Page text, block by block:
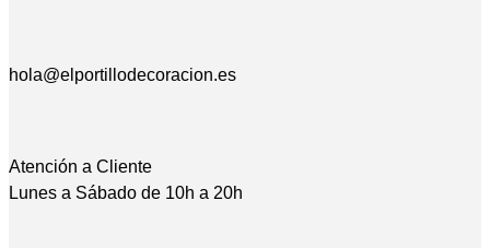
hola@elportillodecoracion.es
Atención a Cliente
Lunes a Sábado de 10h a 20h